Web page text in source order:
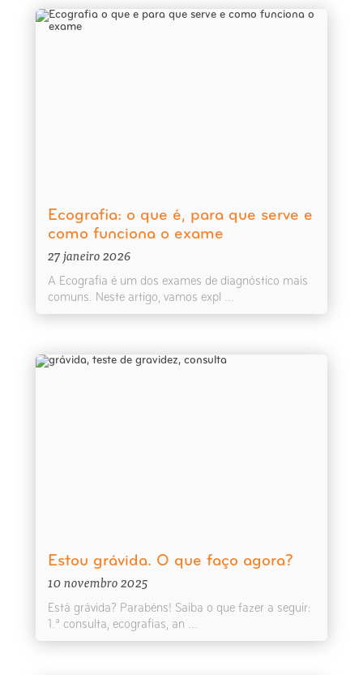
Ecografia: o que é, para que serve e
como funciona o exame
27 janeiro 2026
A Ecografia é um dos exames de diagnóstico mais
comuns. Neste artigo, vamos expl ...
Estou grávida. O que faço agora?
10 novembro 2025
Está grávida? Parabéns! Saiba o que fazer a seguir:
1.ª consulta, ecografias, an ...